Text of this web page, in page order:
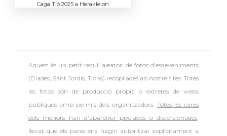
Caga Tió 2025 a Herakleion
Aquest és un petit recull aleatori defotos d'esdeveniments
(Diades, Sant Jordis, Tions) recopilades als nostre sites. Totes
les fotos són de producció pròpia o extretes de webs
públiques amb permís dels organitzadors.Totes les cares
dels menors han d'aparèixer pixelades o distorsionades,
llevat que els pares ens hagin autoritzar explícitament a